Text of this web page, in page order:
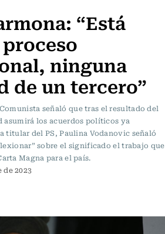
“Está
ninguna
de un tercero”
señaló que tras el resultado del
los acuerdos políticos ya
titular del PS, Paulina Vodanovic señaló
sobre el significado el trabajo que
Magna para el país.
2023